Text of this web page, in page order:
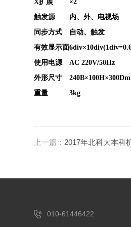
X扩展
×2
触发源
内、外、电视场
同步方式
自动、触发
有效显示面
使用电源
AC 220V/50Hz
外形尺寸
重量
3kg
上一篇： 2017年北科大本科
010-61446422